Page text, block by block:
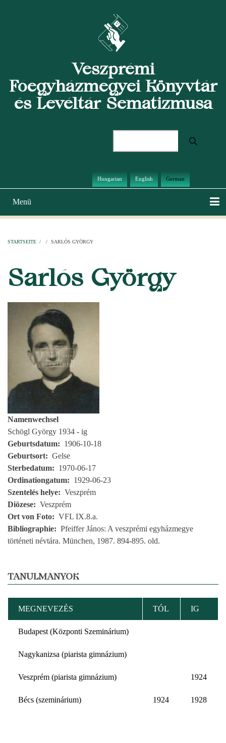
Veszprémi
Főegyházmegyei Könyvtár
és Levéltár Sematizmusa
Hungarian English German
Hauptnavigation
Menü
STARTSEITE / / SARLÓS GYÖRGY
Sarlós György
Namenwechsel
Schögl György 1934 - ig
Geburtsdatum
1906-10-18
Geburtsort
Gelse
Sterbedatum
1970-06-17
Ordinationgatum
1929-06-23
Szentelés helye
Veszprém
Diözese
Veszprém
Ort von Foto
VFL IX.8.a.
Bibliographie
Pfeiffer János: A veszprémi egyházmegye
történeti névtára. München, 1987. 894-895. old.
TANULMÁNYOK
MEGNEVEZÉS TÓL IG
Budapest (Központi Szeminárium)
Nagykanizsa (piarista gimnázium)
Veszprém (piarista gimnázium) 1924
Bécs (szeminárium) 1924 1928